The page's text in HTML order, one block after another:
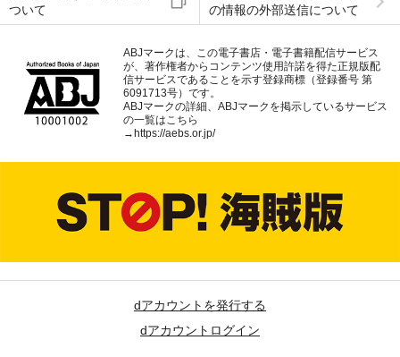
ついて
の情報の外部送信について
ABJマークは、この電子書店・電子書籍配信サービス
が、著作権者からコンテンツ使用許諾を得た正規版配
信サービスであることを示す登録商標（登録番号 第
6091713号）です。
ABJマークの詳細、ABJマークを掲示しているサービス
の一覧はこちら
→ https://aebs.or.jp/
dアカウントを発行する
dアカウントログイン